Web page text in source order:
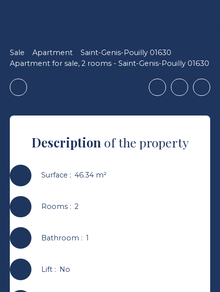
Sale Apartment
Saint-Genis-Pouilly 01630
Apartment for sale, 2 rooms - Saint-Genis-Pouilly 01630
Description of the property
Surface : 46.34 m²
Rooms: 2
Bathroom : 1
Lift: No